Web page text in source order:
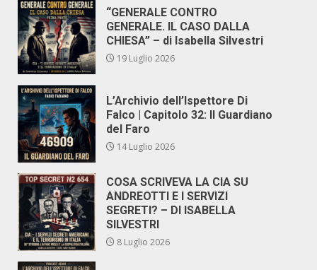
“GENERALE CONTRO
GENERALE. IL CASO DALLA
CHIESA” – di Isabella Silvestri
19 Luglio 2026
L’Archivio dell’Ispettore Di
Falco | Capitolo 32: Il Guardiano
del Faro
14 Luglio 2026
COSA SCRIVEVA LA CIA SU
ANDREOTTI E I SERVIZI
SEGRETI? – DI ISABELLA
SILVESTRI
8 Luglio 2026